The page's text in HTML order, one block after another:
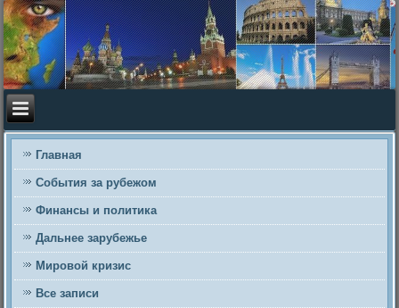
Главная
События за рубежом
Финансы и политика
Дальнее зарубежье
Мировой кризис
Все записи